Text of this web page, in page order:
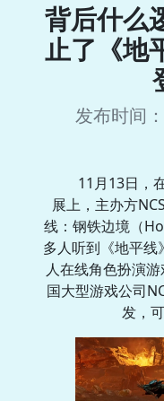
背后什么
止了《地
发布时间
11月13日，
展上，主办方
线：钢铁边境（
多人听到《地平线
人在线角色扮演
国大型游戏公司
发，